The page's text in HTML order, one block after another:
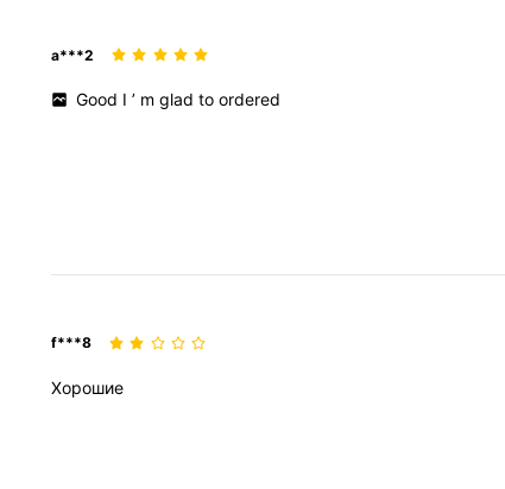
a***2
Good I’ mgladtoordered
f***8
Хорошие